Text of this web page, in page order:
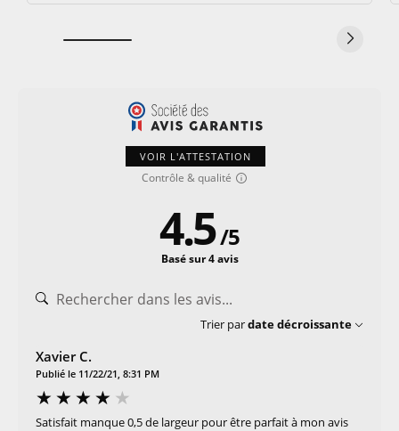
VOIR L'ATTESTATION
Contrôle & qualité
4.5/5
Basé sur 4 avis
Trier pardate décroissante
Xavier C.
Publié le 11/22/21, 8:31 PM
Satisfait manque 0,5 de largeur pour être parfait à mon avis